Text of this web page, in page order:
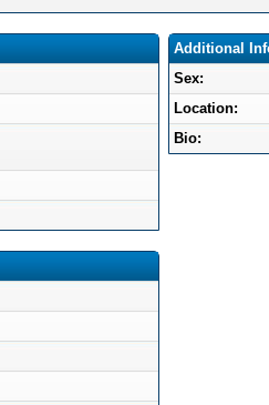
Additional
Sex:
Location:
Bio: